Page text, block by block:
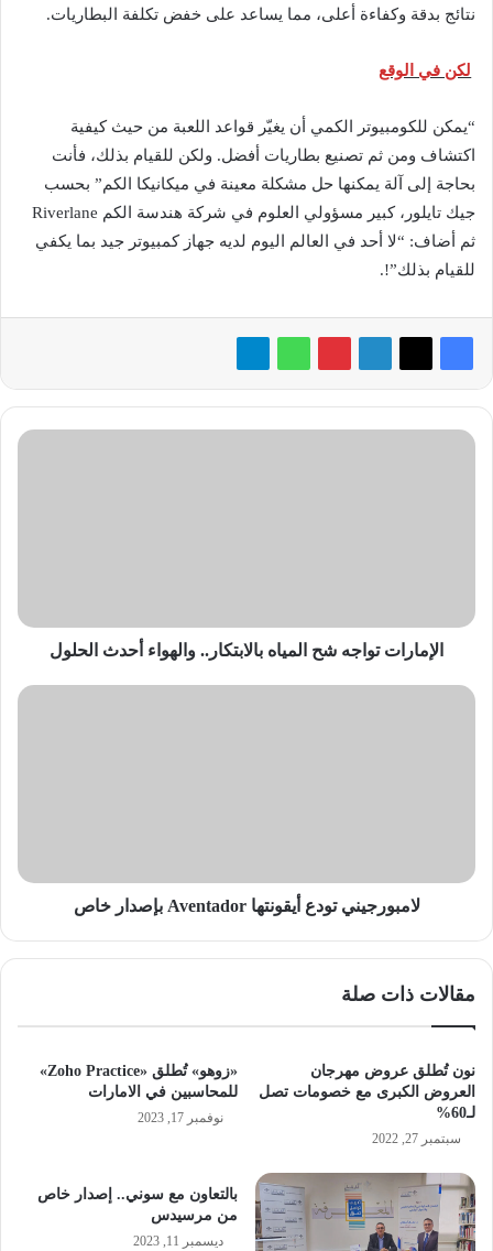
نتائج بدقة وكفاءة أعلى، مما يساعد على خفض تكلفة البطاريات.
لكن في الوقع
“يمكن للكومبيوتر الكمي أن يغيّر قواعد اللعبة من حيث كيفية
اكتشاف ومن ثم تصنيع بطاريات أفضل. ولكن للقيام بذلك، فأنت
بحاجة إلى آلة يمكنها حل مشكلة معينة في ميكانيكا الكم” بحسب
جيك تايلور، كبير مسؤولي العلوم في شركة هندسة الكم Riverlane
ثم أضاف: “لا أحد في العالم اليوم لديه جهاز كمبيوتر جيد بما يكفي
للقيام بذلك”!.
الإمارات
الإمارات تواجه شح المياه بالابتكار.. والهواء أحدث الحلول
لامبورجيني
لامبورجيني تودع أيقونتها Aventador بإصدار خاص
مقالات ذات صلة
نون تُطلق عروض مهرجان
العروض الكبرى مع خصومات تصل
لـ60%
سبتمبر 27, 2022
«زوهو» تُطلق «Zoho Practice»
للمحاسبين في الامارات
نوفمبر 17, 2023
بالتعاون مع سوني.. إصدار خاص
من مرسيدس
ديسمبر 11, 2023